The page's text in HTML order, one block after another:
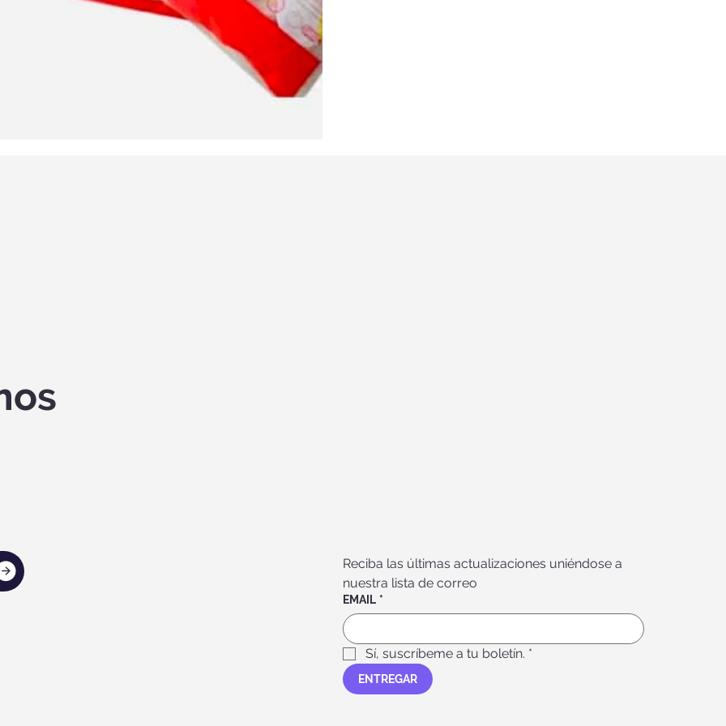
Reciba las últimas actualizaciones uniéndose a
nuestra lista de correo
EMAIL *
Sí, suscríbeme a tu boletín. *
ENTREGAR